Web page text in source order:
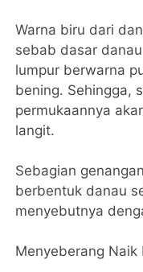
Warna biru dari
sebab dasar
lumpur berwarna
bening. Sehingga,
permukaannya
langit.
Sebagian
berbentuk danau
menyebutnya
Menyeberang Naik